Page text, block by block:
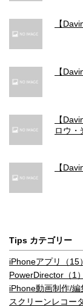
【
【
【
ロウ・
【
Tips カテゴリー
iPhoneアプリ（15）
PowerDirector（1）
iPhone動画制作/編
スクリーンレコー